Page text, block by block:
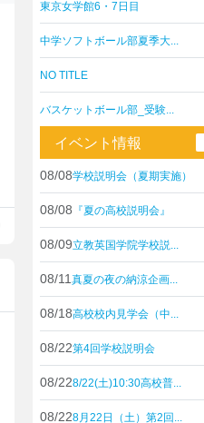
東京女学館6・7日目
中学ソフトボール部夏季大...
NO TITLE
バスケットボール部_受験...
イベント情報
08/08学校説明会（夏期実施）
08/08 『夏の高校説明会』
08/09立教英国学院学校説...
08/11 真夏の夜の納涼企画...
08/18高校校内見学会（中...
08/22第4回学校説明会
08/228/22(土)10:30高校普...
08/228月22日（土）第2回...